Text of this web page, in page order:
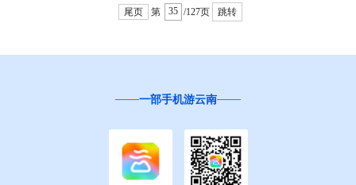
尾页 第 /127页 跳转
一部手机游云南